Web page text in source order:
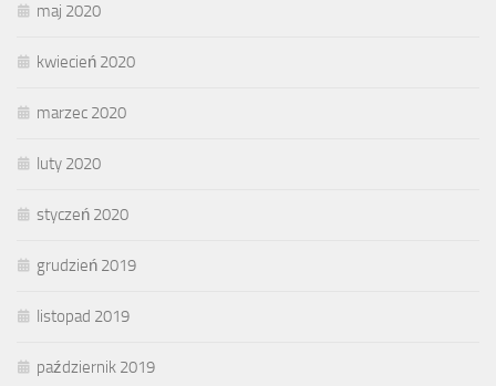
maj 2020
kwiecień 2020
marzec 2020
luty 2020
styczeń 2020
grudzień 2019
listopad 2019
październik 2019